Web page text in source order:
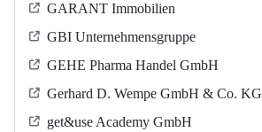
GARANT Immobilien
GBI Unternehmensgruppe
GEHE Pharma Handel GmbH
Gerhard D. Wempe GmbH & Co. KG
get&use Academy GmbH